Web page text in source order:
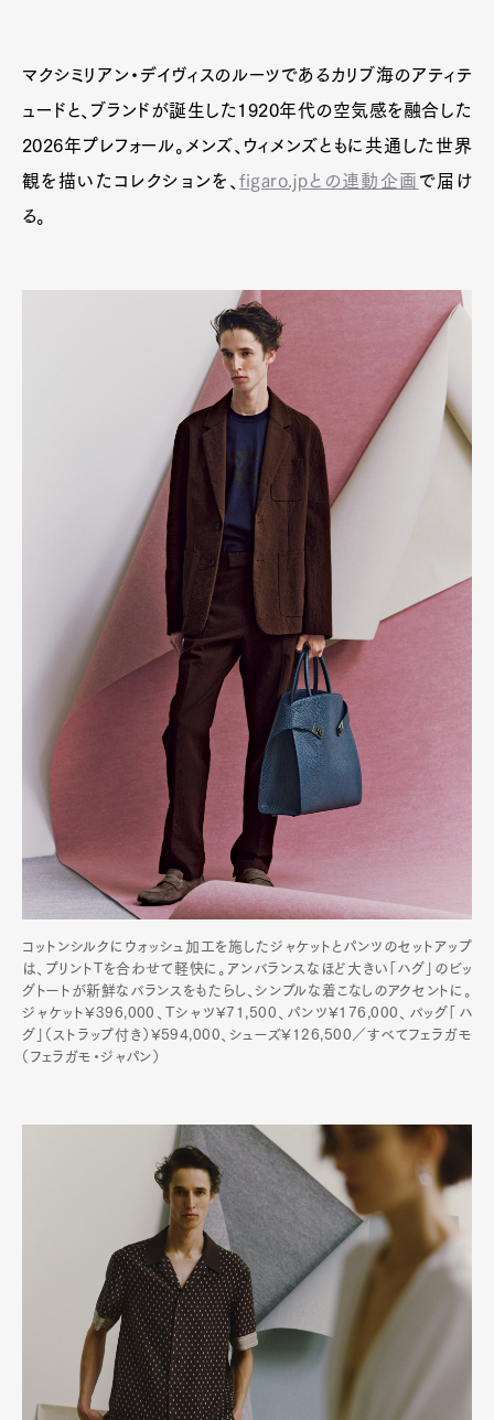
Pen Meet
Pen international Pen tw
マクシミリアン・デイヴィスのルーツであるカリブ海のアティテ
ュードと、ブランドが誕生した1920年代の空気感を融合した
2026年プレフォール。メンズ、ウィメンズともに共通した世界
観を描いたコレクションを、figaro.jpとの連動企画 で届け
る。
コットンシルクにウォッシュ加工を施したジャケットとパンツのセットアップ
は、プリントTを合わせて軽快に。アンバランスなほど大きい「ハグ」のビッ
グトートが新鮮なバランスをもたらし、シンプルな着こなしのアクセントに。
ジャケット¥396,000、Tシャツ¥71,500、パンツ¥176,000、バッグ「ハ
グ」（ストラップ付き）¥594,000、シューズ¥126,500／すべてフェラガモ
（フェラガモ・ジャパン）